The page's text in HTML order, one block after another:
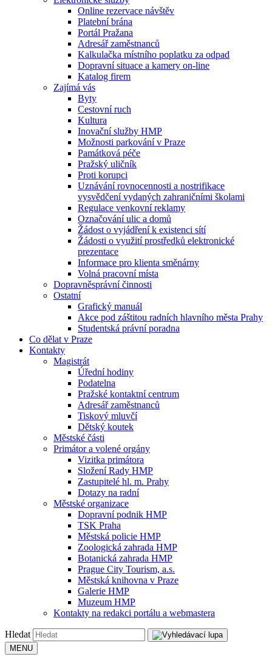
Online rezervace návštěv
Platební brána
Portál Pražana
Adresář zaměstnanců
Kalkulačka místního poplatku za odpad
Dopravní situace a kamery on-line
Katalog firem
Zajímá vás
Byty
Cestovní ruch
Kultura
Inovační služby HMP
Možnosti parkování v Praze
Památková péče
Pražský uličník
Proti korupci
Uznávání rovnocennosti a nostrifikace
vysvědčení vydaných zahraničními školami
Regulace venkovní reklamy
Označování ulic a domů
Žádost o vyjádření k existenci sítí
Žádosti o využití prostředků elektronické
prezentace
Informace pro klienta směnárny
Volná pracovní místa
Dopravněsprávní činnosti
Ostatní
Grafický manuál
Akce pod záštitou radních hlavního města Prahy
Studentská právní poradna
Co dělat v Praze
Kontakty
Magistrát
Úřední hodiny
Podatelna
Pražské kontaktní centrum
Adresář zaměstnanců
Tiskový mluvčí
Dětský koutek
Městské části
Primátor a volené orgány
Vizitka primátora
Složení Rady HMP
Zastupitelé hl. m. Prahy
Dotazy na radní
Městské organizace
Dopravní podnik HMP
TSK Praha
Městská policie HMP
Zoologická zahrada HMP
Botanická zahrada HMP
Prague City Tourism, a.s.
Městská knihovna v Praze
Galerie HMP
Muzeum HMP
Kontakty na redakci portálu a webmastera
Hledat
MENU